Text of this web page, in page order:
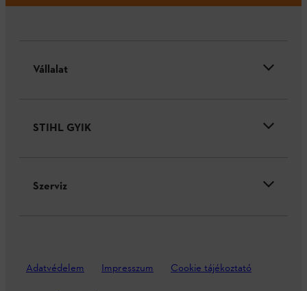
Vállalat
STIHL GYIK
Szerviz
Adatvédelem Impresszum Cookie tájékoztató